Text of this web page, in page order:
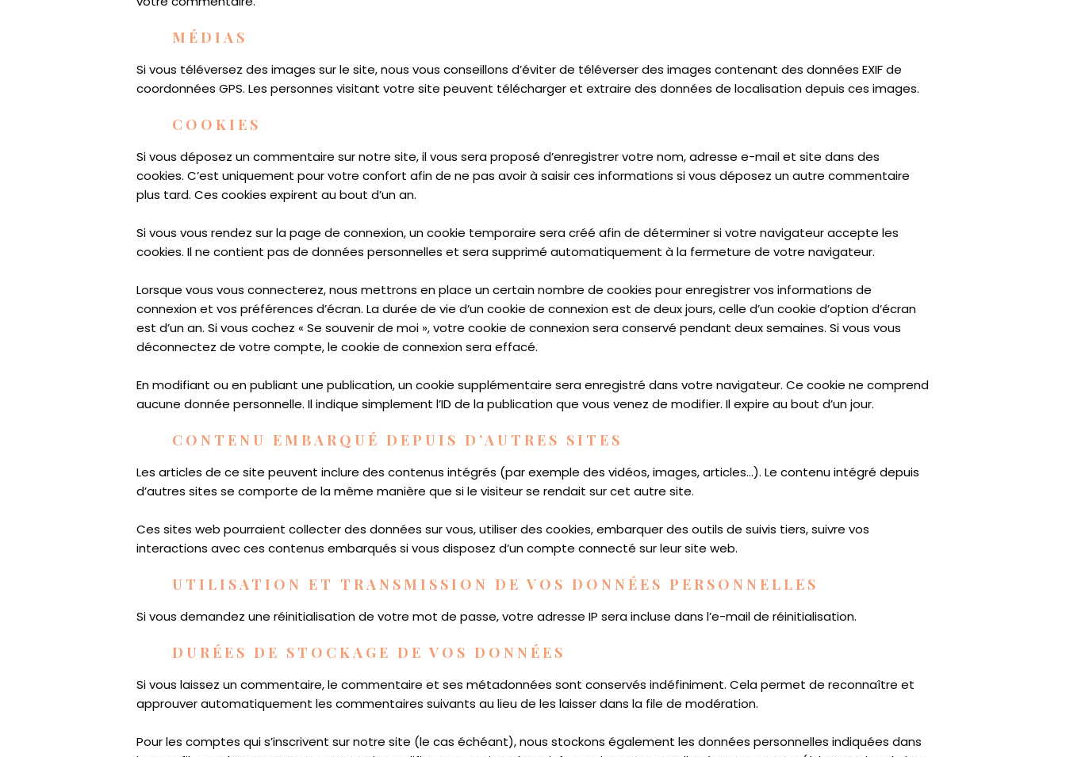
MÉDIAS
Si vous téléversez des images sur le site, nous vous conseillons d’éviter de téléverser des images contenant des données EXIF de
coordonnées GPS. Les personnes visitant votre site peuvent télécharger et extraire des données de localisation depuis ces images.
COOKIES
Si vous déposez un commentaire sur notre site, il vous sera proposé d’enregistrer votre nom, adresse e-mail et site dans des
cookies. C’est uniquement pour votre confort afin de ne pas avoir à saisir ces informations si vous déposez un autre commentaire
plus tard. Ces cookies expirent au bout d’un an.
Si vous vous rendez sur la page de connexion, un cookie temporaire sera créé afin de déterminer si votre navigateur accepte les
cookies. Il ne contient pas de données personnelles et sera supprimé automatiquement à la fermeture de votre navigateur.
Lorsque vous vous connecterez, nous mettrons en place un certain nombre de cookies pour enregistrer vos informations de
connexion et vos préférences d’écran. La durée de vie d’un cookie de connexion est de deux jours, celle d’un cookie d’option d’écran
est d’un an. Si vous cochez « Se souvenir de moi », votre cookie de connexion sera conservé pendant deux semaines. Si vous vous
déconnectez de votre compte, le cookie de connexion sera effacé.
En modifiant ou en publiant une publication, un cookie supplémentaire sera enregistré dans votre navigateur. Ce cookie ne comprend
aucune donnée personnelle. Il indique simplement l’ID de la publication que vous venez de modifier. Il expire au bout d’un jour.
CONTENU EMBARQUÉ DEPUIS D’AUTRES SITES
Les articles de ce site peuvent inclure des contenus intégrés (par exemple des vidéos, images, articles…). Le contenu intégré depuis
d’autres sites se comporte de la même manière que si le visiteur se rendait sur cet autre site.
Ces sites web pourraient collecter des données sur vous, utiliser des cookies, embarquer des outils de suivis tiers, suivre vos
interactions avec ces contenus embarqués si vous disposez d’un compte connecté sur leur site web.
UTILISATION ET TRANSMISSION DE VOS DONNÉES PERSONNELLES
Si vous demandez une réinitialisation de votre mot de passe, votre adresse IP sera incluse dans l’e-mail de réinitialisation.
DURÉES DE STOCKAGE DE VOS DONNÉES
Si vous laissez un commentaire, le commentaire et ses métadonnées sont conservés indéfiniment. Cela permet de reconnaître et
approuver automatiquement les commentaires suivants au lieu de les laisser dans la file de modération.
Pour les comptes qui s’inscrivent sur notre site (le cas échéant), nous stockons également les données personnelles indiquées dans